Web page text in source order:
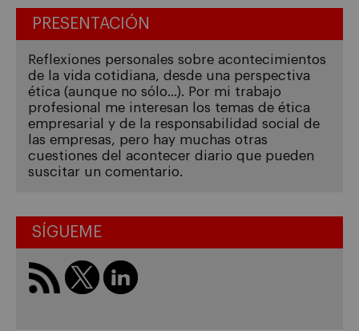
PRESENTACIÓN
Reflexiones personales sobre acontecimientos
de la vida cotidiana, desde una perspectiva
ética (aunque no sólo...). Por mi trabajo
profesional me interesan los temas de ética
empresarial y de la responsabilidad social de
las empresas, pero hay muchas otras
cuestiones del acontecer diario que pueden
suscitar un comentario.
SÍGUEME